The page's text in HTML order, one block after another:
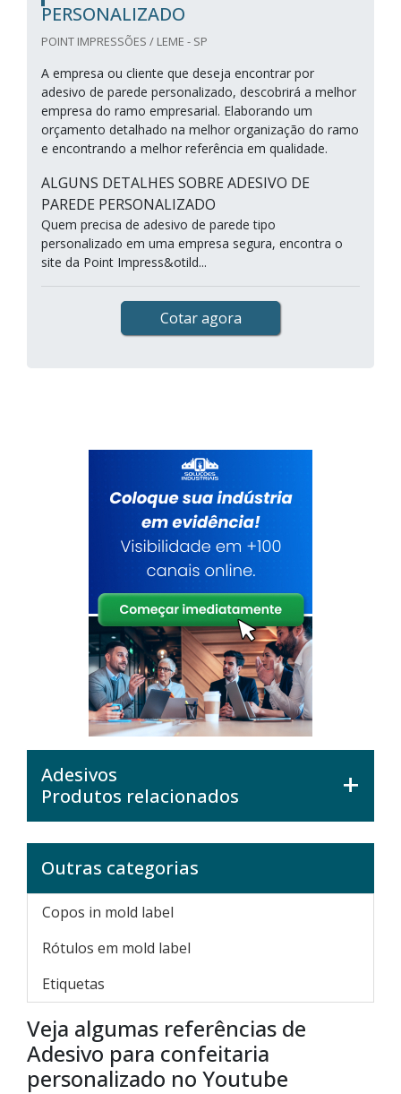
PERSONALIZADO
POINT IMPRESSÕES / LEME - SP
A empresa ou cliente que deseja encontrar por
adesivo de parede personalizado, descobrirá a melhor
empresa do ramo empresarial. Elaborando um
orçamento detalhado na melhor organização do ramo
e encontrando a melhor referência em qualidade.
ALGUNS DETALHES SOBRE ADESIVO DE
PAREDE PERSONALIZADO
Quem precisa de adesivo de parede tipo
personalizado em uma empresa segura, encontra o
site da Point Impress&otild...
Cotar agora
Adesivos
Produtos relacionados
Outras categorias
Copos in mold label
Rótulos em mold label
Etiquetas
Veja algumas referências de
Adesivo para confeitaria
personalizado no Youtube